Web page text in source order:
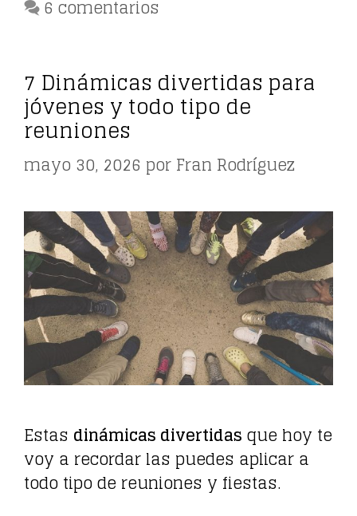
6 comentarios
7 Dinámicas divertidas para
jóvenes y todo tipo de
reuniones
mayo 30, 2026 porFran Rodríguez
Estas dinámicas divertidasque hoy te
voy a recordar las puedes aplicar a
todo tipo de reuniones y fiestas.